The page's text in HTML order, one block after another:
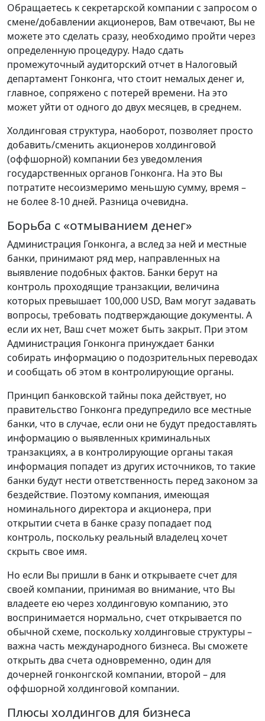
Обращаетесь к секретарской компании с запросом о
смене/добавлении акционеров, Вам отвечают, Вы не
можете это сделать сразу, необходимо пройти через
определенную процедуру. Надо сдать
промежуточный аудиторский отчет в Налоговый
департамент Гонконга, что стоит немалых денег и,
главное, сопряжено с потерей времени. На это
может уйти от одного до двух месяцев, в среднем.
Холдинговая структура, наоборот, позволяет просто
добавить/сменить акционеров холдинговой
(оффшорной) компании без уведомления
государственных органов Гонконга. На это Вы
потратите несоизмеримо меньшую сумму, время –
не более 8-10 дней. Разница очевидна.
Борьба с «отмыванием денег»
Администрация Гонконга, а вслед за ней и местные
банки, принимают ряд мер, направленных на
выявление подобных фактов. Банки берут на
контроль проходящие транзакции, величина
которых превышает 100,000 USD, Вам могут задавать
вопросы, требовать подтверждающие документы. А
если их нет, Ваш счет может быть закрыт. При этом
Администрация Гонконга принуждает банки
собирать информацию о подозрительных переводах
и сообщать об этом в контролирующие органы.
Принцип банковской тайны пока действует, но
правительство Гонконга предупредило все местные
банки, что в случае, если они не будут предоставлять
информацию о выявленных криминальных
транзакциях, а в контролирующие органы такая
информация попадет из других источников, то такие
банки будут нести ответственность перед законом за
бездействие. Поэтому компания, имеющая
номинального директора и акционера, при
открытии счета в банке сразу попадает под
контроль, поскольку реальный владелец хочет
скрыть свое имя.
Но если Вы пришли в банк и открываете счет для
своей компании, принимая во внимание, что Вы
владеете ею через холдинговую компанию, это
воспринимается нормально, счет открывается по
обычной схеме, поскольку холдинговые структуры –
важна часть международного бизнеса. Вы сможете
открыть два счета одновременно, один для
дочерней гонконгской компании, второй – для
оффшорной холдинговой компании.
Плюсы холдингов для бизнеса